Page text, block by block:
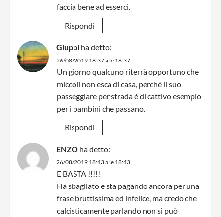
faccia bene ad esserci.
Rispondi
Giuppi ha detto:
26/08/2019 18:37 alle 18:37
Un giorno qualcuno riterrà opportuno che
miccoli non esca di casa, perché il suo
passeggiare per strada è di cattivo esempio
per i bambini che passano.
Rispondi
ENZO ha detto:
26/08/2019 18:43 alle 18:43
E BASTA !!!!!
Ha sbagliato e sta pagando ancora per una
frase bruttissima ed infelice, ma credo che
calcisticamente parlando non si può